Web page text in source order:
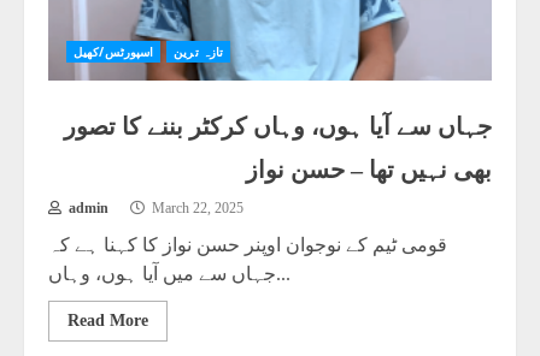
اسپورٹس/کھیل تازہ ترین
جہاں سے آیا ہوں، وہاں کرکٹر بننے کا تصور
بھی نہیں تھا – حسن نواز
admin March 22, 2025
قومی ٹیم کے نوجوان اوپنر حسن نواز کا کہنا ہے کہ
جہاں سے میں آیا ہوں، وہاں...
Read More